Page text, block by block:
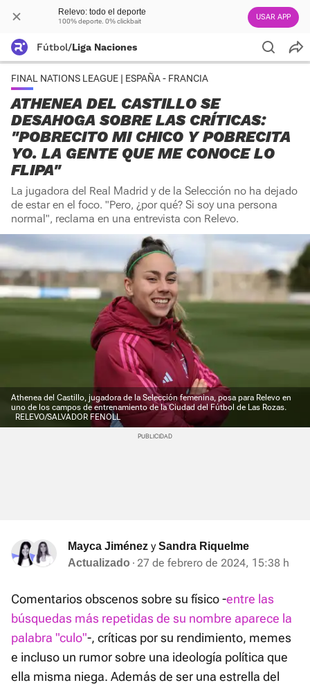
Relevo: todo el deporte
100% deporte. 0% clickbait USAR APP
Fútbol/Liga Naciones
FINAL NATIONS LEAGUE | ESPAÑA - FRANCIA
ATHENEA DEL CASTILLO SE
DESAHOGA SOBRE LAS CRÍTICAS:
"POBRECITO MI CHICO Y POBRECITA
YO. LA GENTE QUE ME CONOCE LO
FLIPA"
La jugadora del Real Madrid y de la Selección no ha dejado
de estar en el foco. "Pero, ¿por qué? Si soy una persona
normal", reclama en una entrevista con Relevo.
Athenea del Castillo, jugadora de la Selección femenina, posa para Relevo en
uno de los campos de entrenamiento de la Ciudad del Fútbol de Las Rozas.
RELEVO/SALVADOR FENOLL
Mayca Jiménez ySandra Riquelme
Actualizado
27 de febrero de 2024, 15:38 h
Comentarios obscenos sobre su físico -entre las
búsquedas más repetidas de su nombre aparece la
palabra "culo"-, críticas por su rendimiento, memes
e incluso un rumor sobre una ideología política que
ella misma niega. Además de ser una estrella del